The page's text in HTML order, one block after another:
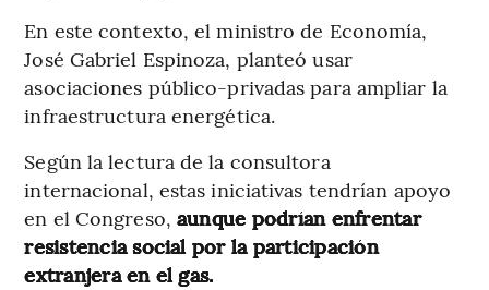
En este contexto, el ministro de Economía,
José Gabriel Espinoza, planteó usar
asociaciones público-privadas para ampliar la
infraestructura energética.
Según la lectura de la consultora
internacional, estas iniciativas tendrían apoyo
en el Congreso, aunque podrían enfrentar
resistencia social por la participación
extranjera en el gas.